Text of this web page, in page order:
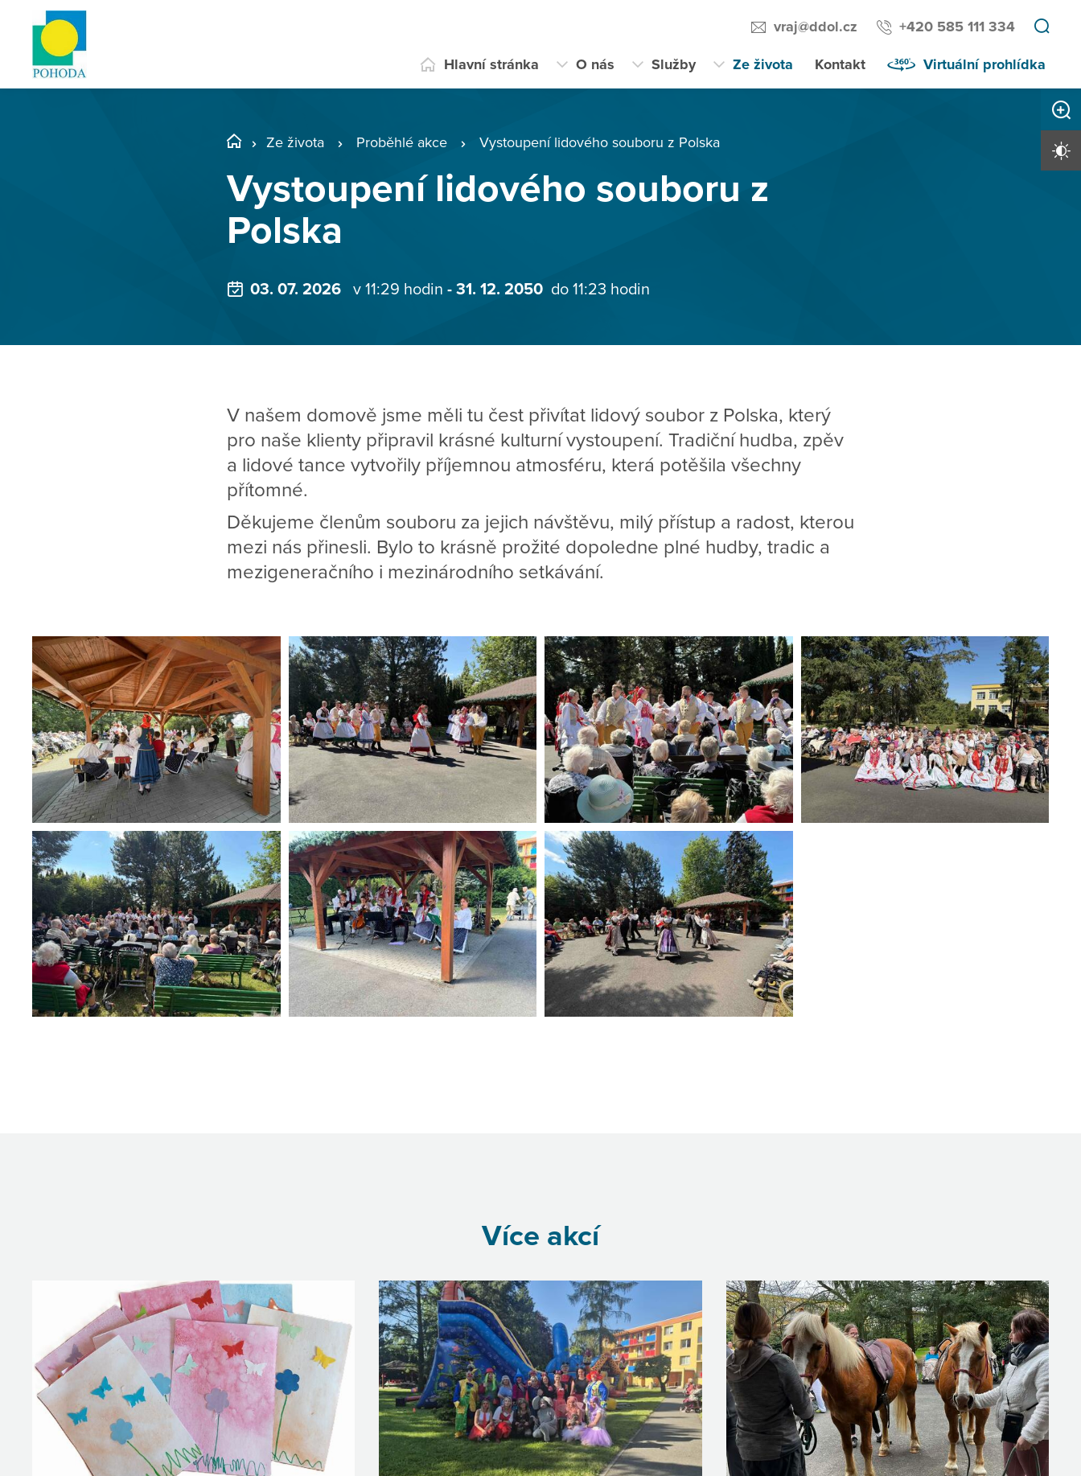
vraj@ddol.cz +420 585 111 334
Hlavní stránka O nás Služby Ze života Kontakt Virtuální prohlídka
Ze života Proběhlé akce Vystoupení lidového souboru z Polska
Vystoupení lidového souboru z
Polska
03. 07. 2026 v 11:29 hodin - 31. 12. 2050 do 11:23 hodin
V našem domově jsme měli tu čest přivítat lidový soubor z Polska, který
pro naše klienty připravil krásné kulturní vystoupení. Tradiční hudba, zpěv
a lidové tance vytvořily příjemnou atmosféru, která potěšila všechny
přítomné.
Děkujeme členům souboru za jejich návštěvu, milý přístup a radost, kterou
mezi nás přinesli. Bylo to krásně prožité dopoledne plné hudby, tradic a
mezigeneračního i mezinárodního setkávání.
Více akcí